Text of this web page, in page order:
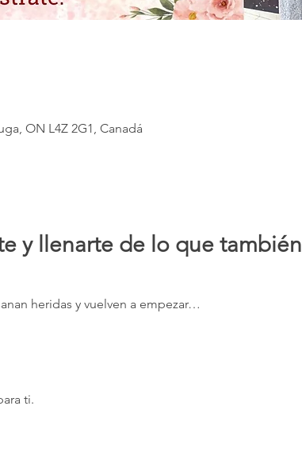
ON L4Z 2G1, Canadá
y llenarte de lo que también
heridas y vuelven a empezar…
ti.